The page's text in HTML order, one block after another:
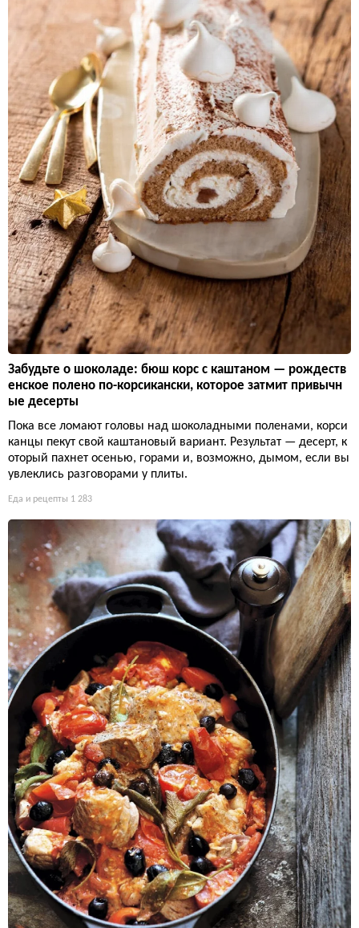
Забудьте о шоколаде: бюш корс с каштаном — рождеств
енское полено по-корсикански, которое затмит привычн
ые десерты
Пока все ломают головы над шоколадными поленами, корси
канцы пекут свой каштановый вариант. Результат — десерт, к
оторый пахнет осенью, горами и, возможно, дымом, если вы
увлеклись разговорами у плиты.
Еда и рецепты 1 283